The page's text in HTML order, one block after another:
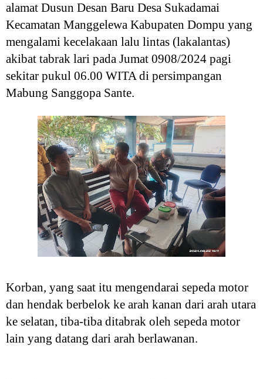
alamat Dusun Desan Baru Desa Sukadamai
Kecamatan Manggelewa Kabupaten Dompu yang
mengalami kecelakaan lalu lintas (lakalantas)
akibat tabrak lari pada Jumat 0908/2024 pagi
sekitar pukul 06.00 WITA di persimpangan
Mabung Sanggopa Sante.
Korban, yang saat itu mengendarai sepeda motor
dan hendak berbelok ke arah kanan dari arah utara
ke selatan, tiba-tiba ditabrak oleh sepeda motor
lain yang datang dari arah berlawanan.